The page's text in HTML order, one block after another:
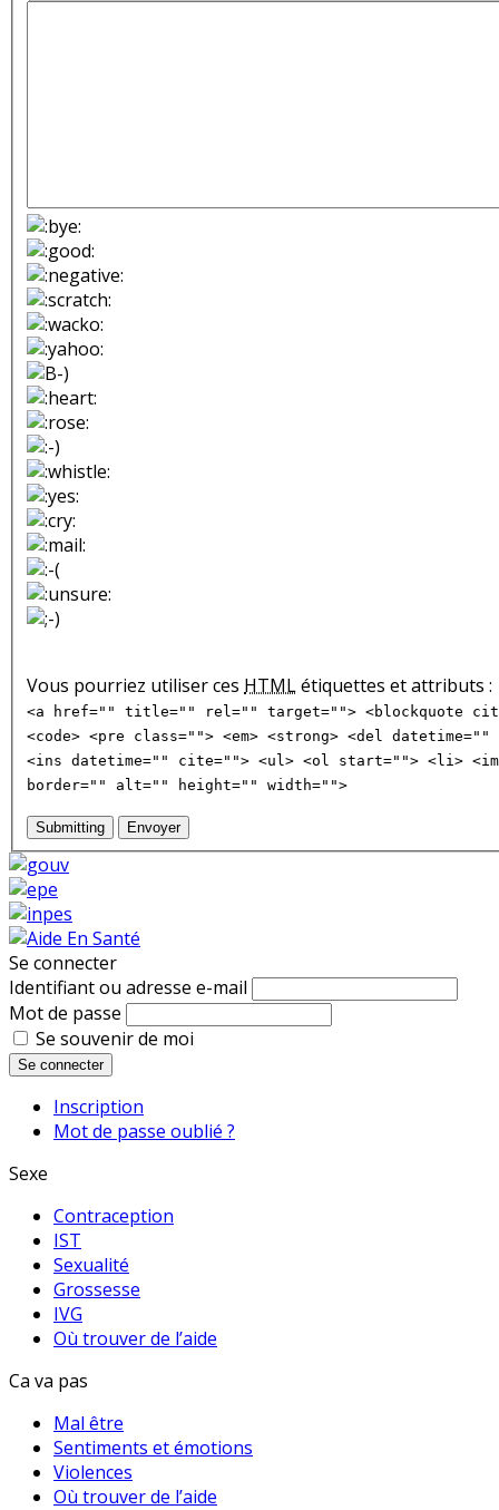
Vous pourriez utiliser ces HTMLétiquettes et attributs :
<a href="" title="" rel="" target=""> <blockquote
<code> <pre class=""> <em> <strong> <del
<ins datetime="" cite=""> <ul> <ol start=""> <li>
border="" alt="" height="" width="">
Submitting Envoyer
Se connecter
Identifiant ou adresse e-mail
Mot de passe
Se souvenir de moi
Se connecter
Inscription
Mot de passe oublié ?
Sexe
Contraception
IST
Sexualité
Grossesse
IVG
Où trouver de l’aide
Ca va pas
Mal être
Sentiments et émotions
Violences
Où trouver de l’aide